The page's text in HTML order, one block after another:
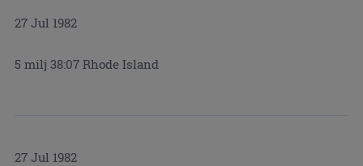
27 Jul 1982
5 milj 38:07 Rhode Island
27 Jul 1982